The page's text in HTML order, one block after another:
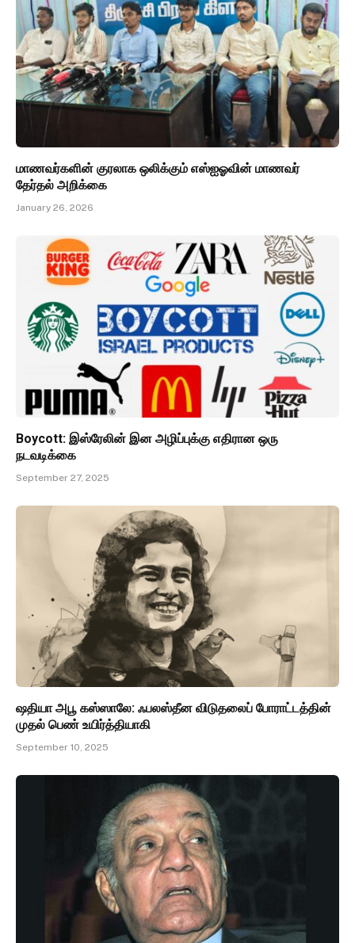
மாணவர்களின் குரலாக ஒலிக்கும் எஸ்ஐஓவின் மாணவர்
தேர்தல் அறிக்கை
January 26, 2026
Boycott: இஸ்ரேலின் இன அழிப்புக்கு எதிரான ஒரு
நடவடிக்கை
September 27, 2025
ஷதியா அபூ கஸ்ஸாலே: ஃபலஸ்தீன விடுதலைப் போராட்டத்தின்
முதல் பெண் உயிர்த்தியாகி
September 10, 2025